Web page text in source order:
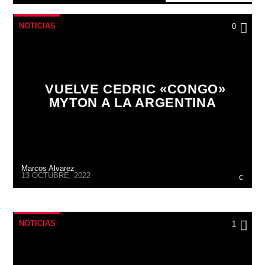
NOTICIAS 0
VUELVE CEDRIC «CONGO»
MYTON A LA ARGENTINA
Marcos Alvarez
13 OCTUBRE, 2022
NOTICIAS 1